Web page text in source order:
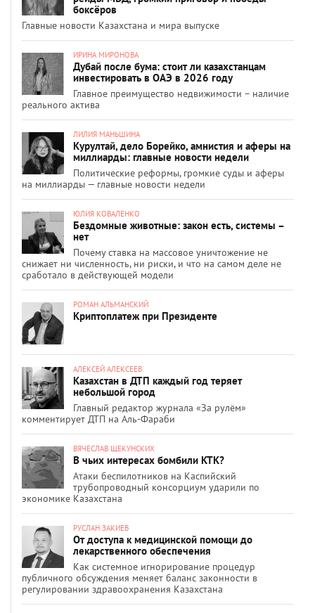
боксёров
Главные новости Казахстана и мира выпуске
ИРИНА МИРОНОВА
Дубай после бума: стоит ли казахстанцам
инвестировать в ОАЭ в 2026 году
Главное преимущество недвижимости – наличие
реального актива
ЛИЛИЯ МАНЬШИНА
Курултай, дело Борейко, амнистия и аферы на
миллиарды: главные новости недели
Политические реформы, громкие суды и аферы
на миллиарды — главные новости недели
ЮЛИЯ КОВАЛЕНКО
Бездомные животные: закон есть, системы –
нет
Почему ставка на массовое уничтожение не
снижает ни численность, ни риски, и что на самом деле не
сработало в действующей модели
РОМАН АЛЬМАНСКИЙ
Криптоплатеж при Президенте
АЛЕКСЕЙ АЛЕКСЕЕВ
Казахстан в ДТП каждый год теряет
небольшой город
Главный редактор журнала «За рулём»
комментирует ДТП на Аль-Фараби
ВЯЧЕСЛАВ ЩЕКУНСКИХ
В чьих интересах бомбили КТК?
Атаки беспилотников на Каспийский
трубопроводный консорциум ударили по
экономике Казахстана
РУСЛАН ЗАКИЕВ
От доступа к медицинской помощи до
лекарственного обеспечения
Как системное игнорирование процедур
публичного обсуждения меняет баланс законности в
регулировании здравоохранения Казахстана